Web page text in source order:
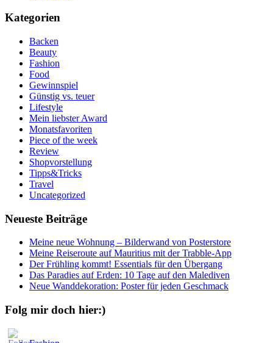
Kategorien
Backen
Beauty
Fashion
Food
Gewinnspiel
Günstig vs. teuer
Lifestyle
Mein liebster Award
Monatsfavoriten
Piece of the week
Review
Shopvorstellung
Tipps&Tricks
Travel
Uncategorized
Neueste Beiträge
Meine neue Wohnung – Bilderwand von Posterstore
Meine Reiseroute auf Mauritius mit der Trabble-App
Der Frühling kommt! Essentials für den Übergang
Das Paradies auf Erden: 10 Tage auf den Malediven
Neue Wanddekoration: Poster für jeden Geschmack
Folg mir doch hier:)